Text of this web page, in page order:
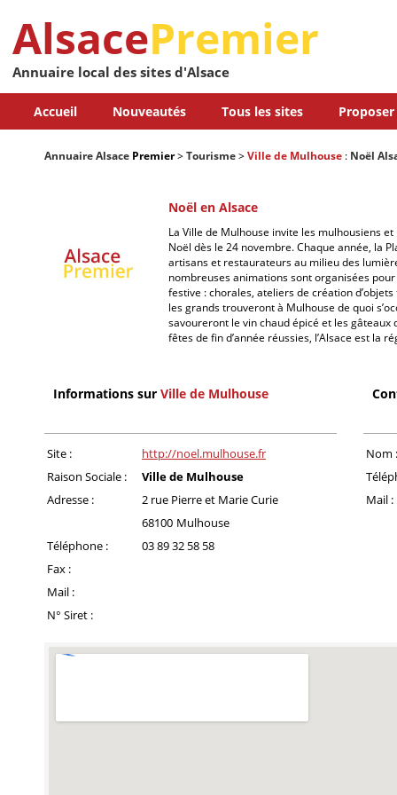
AlsacePremier
Annuaire local des sites d'Alsace
Accueil Nouveautés Tous les sites
Annuaire Alsace Premier>Tourisme>Ville de Mulhouse : Noël
Noël en Alsace
La Ville de Mulhouse invite les mulhousiens
Noël dès le 24 novembre. Chaque année, la
artisans et restaurateurs au milieu des
nombreuses animations sont organisées
festive : chorales, ateliers de création
les grands trouveront à Mulhouse de quoi
savoureront le vin chaud épicé et les
fêtes de fin d’année réussies, l’Alsace est la
Informations sur Ville de Mulhouse
Site :
http://noel.mulhouse.fr
Raison Sociale :
Ville de Mulhouse
Adresse :
2 rue Pierre et Marie Curie
68100 Mulhouse
Téléphone :
03 89 32 58 58
Fax :
Mail :
N° Siret :
Nom :
Mail :